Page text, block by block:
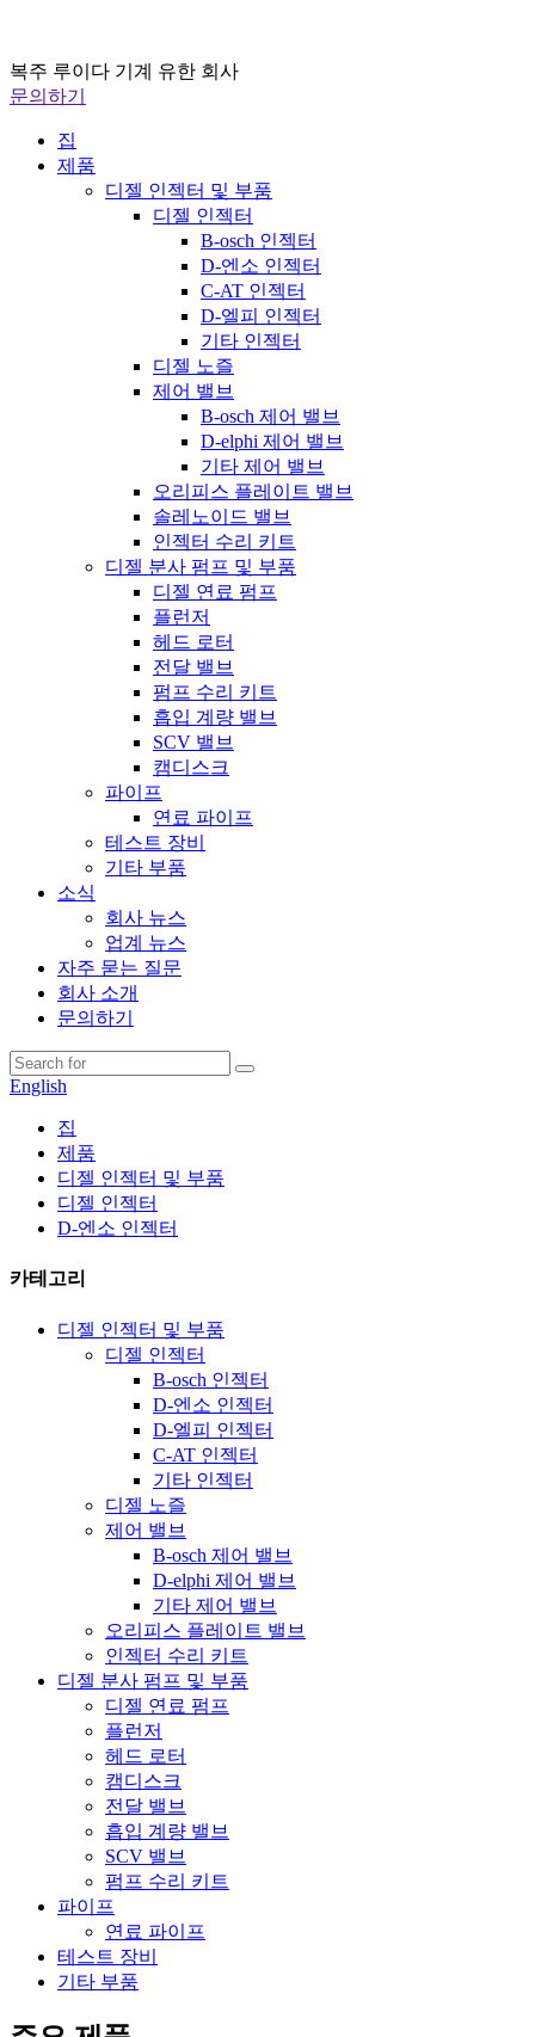
복주 루이다 기계 유한 회사
문의하기
집
제품
디젤 인젝터 및 부품
디젤 인젝터
B-osch 인젝터
D-엔소 인젝터
C-AT 인젝터
D-엘피 인젝터
기타 인젝터
디젤 노즐
제어 밸브
B-osch 제어 밸브
D-elphi 제어 밸브
기타 제어 밸브
오리피스 플레이트 밸브
솔레노이드 밸브
인젝터 수리 키트
디젤 분사 펌프 및 부품
디젤 연료 펌프
플런저
헤드 로터
전달 밸브
펌프 수리 키트
흡입 계량 밸브
SCV 밸브
캠디스크
파이프
연료 파이프
테스트 장비
기타 부품
소식
회사 뉴스
업계 뉴스
자주 묻는 질문
회사 소개
문의하기
English
집
제품
디젤 인젝터 및 부품
디젤 인젝터
D-엔소 인젝터
카테고리
디젤 인젝터 및 부품
디젤 인젝터
B-osch 인젝터
D-엔소 인젝터
D-엘피 인젝터
C-AT 인젝터
기타 인젝터
디젤 노즐
제어 밸브
B-osch 제어 밸브
D-elphi 제어 밸브
기타 제어 밸브
오리피스 플레이트 밸브
인젝터 수리 키트
디젤 분사 펌프 및 부품
디젤 연료 펌프
플런저
헤드 로터
캠디스크
전달 밸브
흡입 계량 밸브
SCV 밸브
펌프 수리 키트
파이프
연료 파이프
테스트 장비
기타 부품